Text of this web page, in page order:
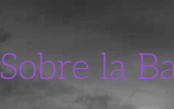
Sobre la